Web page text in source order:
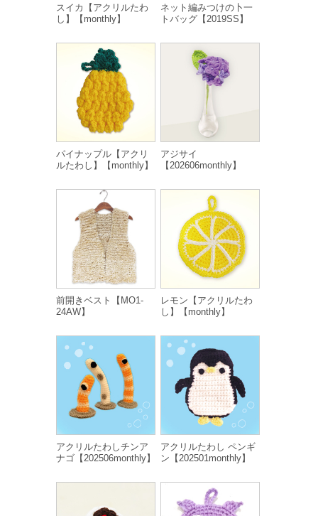
スイカ【アクリルたわ
し】【monthly】
ネット編みつけの卜一
トバッグ【2019SS】
パイナップル【アクリ
ルたわし】【monthly】
アジサイ
【202606monthly】
前開きベスト【MO1-
24AW】
レモン【アクリルたわ
し】【monthly】
アクリルたわしチンア
ナゴ【202506monthly】
アクリルたわし ペンギ
ン【202501monthly】